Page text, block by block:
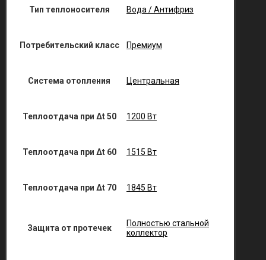
Тип теплоносителя Вода / Антифриз
Потребительский класс Премиум
Система отопления Центральная
Теплоотдача при Δt 50 1200 Вт
Теплоотдача при Δt 60 1515 Вт
Теплоотдача при Δt 70 1845 Вт
Защита от протечек
Полностью стальной
коллектор